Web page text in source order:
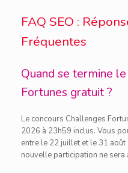
FAQ SEO :
Fréquentes
Quand se termine
Fortunes gratuit ?
Le concours Challenges
2026 à 23h59 inclus. Vous
entre le 22 juillet et le 31
nouvelle participation ne sera